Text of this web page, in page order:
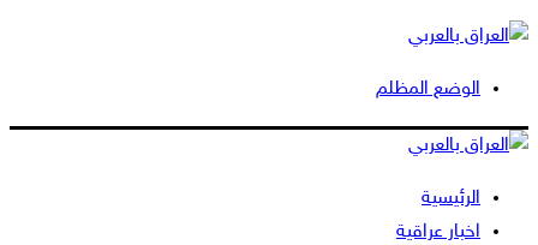
الوضع المظلم
الرئيسية
اخبار عراقية